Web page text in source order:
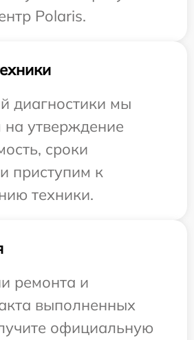
Polaris.
диагностики мы
на утверждение
сроки
приступим к
техники.
ремонта и
выполненных
официальную